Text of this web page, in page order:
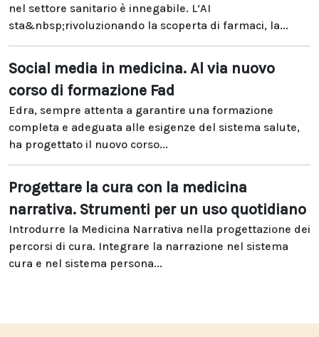
nel settore sanitario è innegabile. L’AI
sta&nbsp;rivoluzionando la scoperta di farmaci, la...
Social media in medicina. Al via nuovo
corso di formazione Fad
Edra, sempre attenta a garantire una formazione
completa e adeguata alle esigenze del sistema salute,
ha progettato il nuovo corso...
Progettare la cura con la medicina
narrativa. Strumenti per un uso quotidiano
Introdurre la Medicina Narrativa nella progettazione dei
percorsi di cura. Integrare la narrazione nel sistema
cura e nel sistema persona...